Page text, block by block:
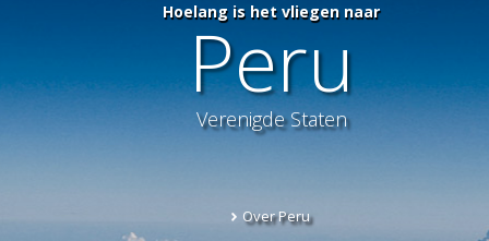
Hoelang is het vliegen naar
Peru
Verenigde Staten
Over Peru